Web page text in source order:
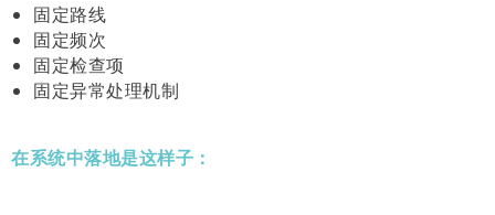
固定路线
固定频次
固定检查项
固定异常处理机制
在系统中落地是这样子：